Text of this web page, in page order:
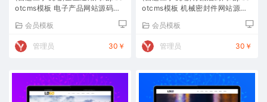
otcms模板 电子产品网站源码下
会员模板
管理员 30￥
otcms模板 机械密封件网站源码
会员模板
管理员 30￥